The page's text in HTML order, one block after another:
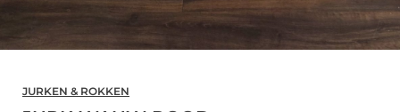
JURKEN & ROKKEN